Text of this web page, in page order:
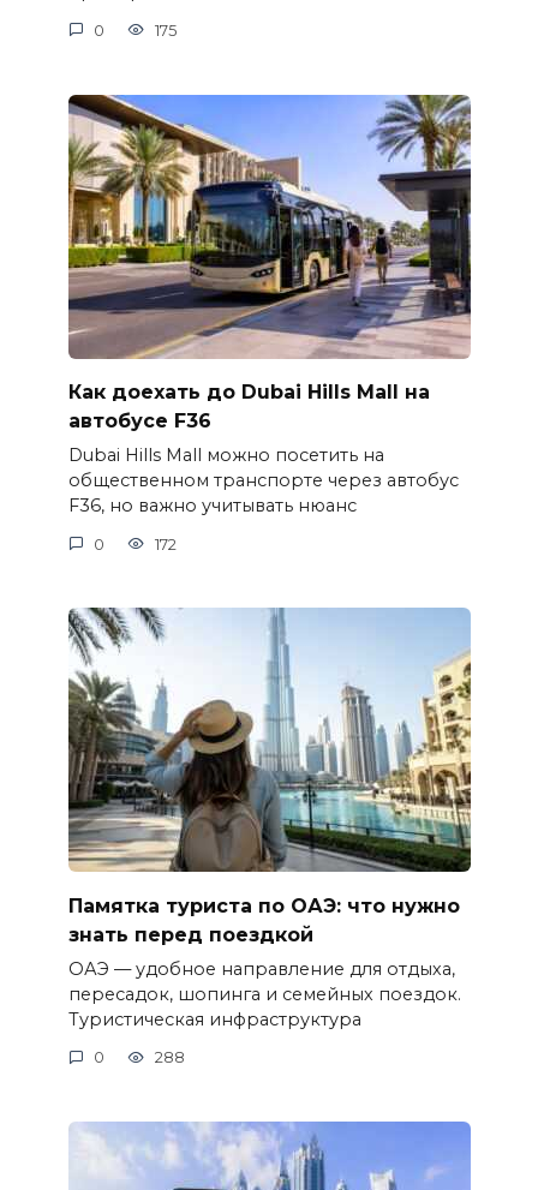
0 175
Как доехать до Dubai Hills Mall на
автобусе F36
Dubai Hills Mall можно посетить на
общественном транспорте через автобус
F36, но важно учитывать нюанс
0 172
Памятка туриста по ОАЭ: что нужно
знать перед поездкой
ОАЭ — удобное направление для отдыха,
пересадок, шопинга и семейных поездок.
Туристическая инфраструктура
0 288